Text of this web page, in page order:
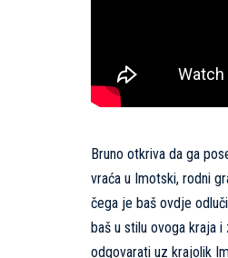
Bruno otkriva da ga
vraća u Imotski, rodni
čega je baš ovdje
baš u stilu ovoga kraja
odgovarati uz krajolik